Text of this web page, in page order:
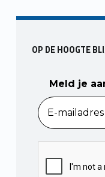
OP DE HOOGTE
Meld je